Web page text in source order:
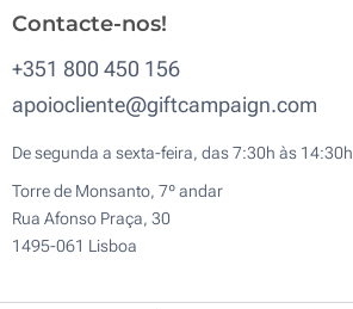
Contacte-nos!
+351 800 450 156
apoiocliente@giftcampaign.com
De segunda a sexta-feira, das 7:30h às 14:30h
Torre de Monsanto, 7º andar
Rua Afonso Praça, 30
1495-061 Lisboa